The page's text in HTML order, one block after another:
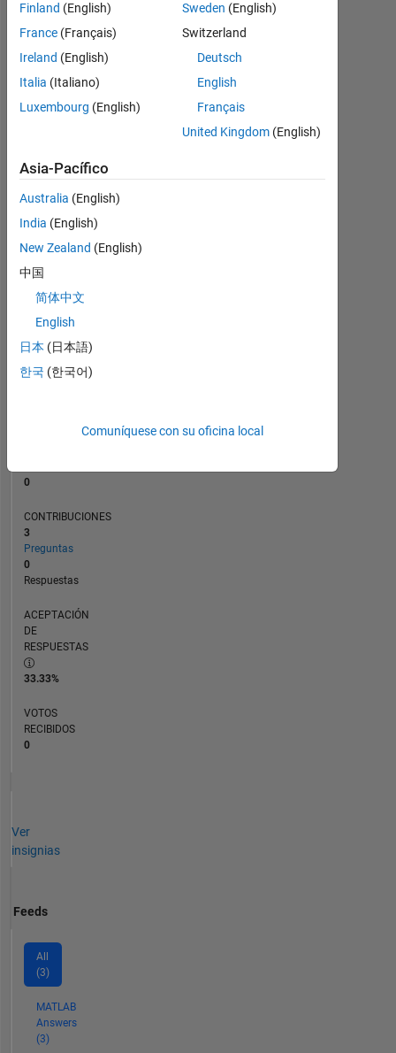
Panel de control
Estadística
MATLAB Answers
CONTRIBUCIONES
05/24
08/24
11/24
02/25
08/25
11/25
02/26
08/26
0
CONTRIBUCIONES
3
Preguntas
0
Respuestas
ACEPTACIÓN
DE
RESPUESTAS
33.33%
VOTOS
RECIBIDOS
0
Ver
insignias
Feeds
All
(3)
MATLAB
Answers
(3)
Finland (English)
France (Français)
Ireland (English)
Italia (Italiano)
Luxembourg (English)
Sweden (English)
Switzerland
Deutsch
English
Français
United Kingdom(English)
Asia-Pacífico
Australia (English)
India (English)
New Zealand (English)
中国
简体中文
English
日本 (日本語)
한국 (한국어)
Comuníquese con su oficina local